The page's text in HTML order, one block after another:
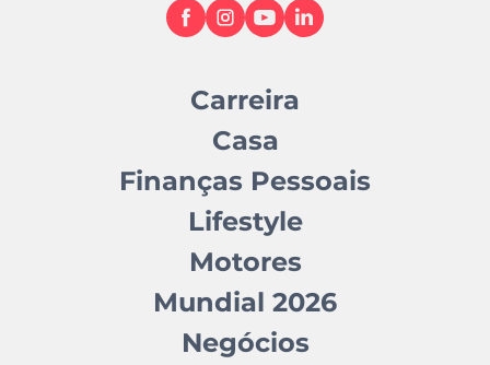
Carreira
Casa
Finanças Pessoais
Lifestyle
Motores
Mundial 2026
Negócios